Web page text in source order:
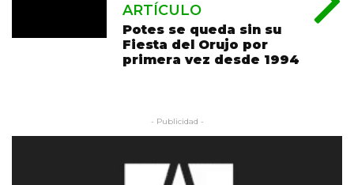
ARTÍCULO
Potes se queda sin su
Fiesta del Orujo por
primera vez desde 1994
- Publicidad -